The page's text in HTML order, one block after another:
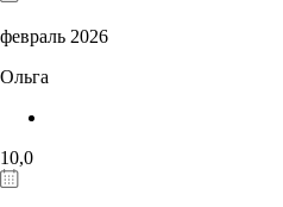
февраль 2026
Ольга
10,0